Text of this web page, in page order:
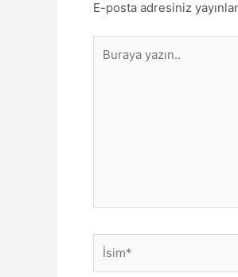
E-posta adresiniz
yazın..